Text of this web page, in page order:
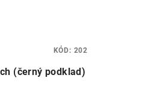
(černý podklad)
KÓD: 202